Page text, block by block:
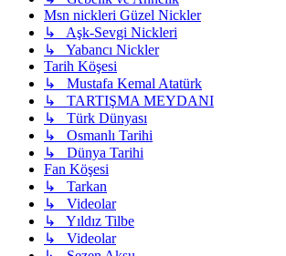
Msn nickleri Güzel Nickler
↳ Aşk-Sevgi Nickleri
↳ Yabancı Nickler
Tarih Köşesi
↳ Mustafa Kemal Atatürk
↳ TARTIŞMA MEYDANI
↳ Türk Dünyası
↳ Osmanlı Tarihi
↳ Dünya Tarihi
Fan Köşesi
↳ Tarkan
↳ Videolar
↳ Yıldız Tilbe
↳ Videolar